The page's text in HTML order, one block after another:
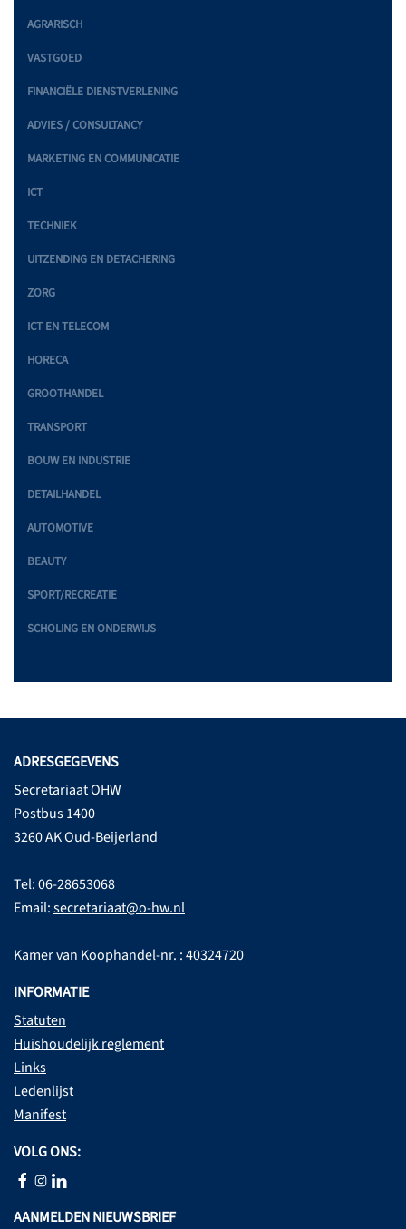
AGRARISCH
VASTGOED
FINANCIËLE DIENSTVERLENING
ADVIES / CONSULTANCY
MARKETING EN COMMUNICATIE
ICT
TECHNIEK
UITZENDING EN DETACHERING
ZORG
ICT EN TELECOM
HORECA
GROOTHANDEL
TRANSPORT
BOUW EN INDUSTRIE
DETAILHANDEL
AUTOMOTIVE
BEAUTY
SPORT/RECREATIE
SCHOLING EN ONDERWIJS
ADRESGEGEVENS
Secretariaat OHW
Postbus 1400
3260 AK Oud-Beijerland
Tel: 06-28653068
Email:secretariaat@o-hw.nl
Kamer van Koophandel-nr. : 40324720
INFORMATIE
Statuten
Huishoudelijk reglement
Links
Ledenlijst
Manifest
VOLG ONS:
AANMELDEN NIEUWSBRIEF